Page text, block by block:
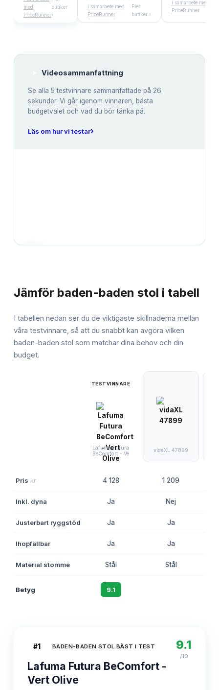
med
PriceRunner
butiker
›
i samarbete med
PriceRunner
Fler
butiker ›
i samarbete med
PriceRunner
Videosammanfattning
Se alla 5 testvinnare sammanfattade på 26
sekunder. Vi går igenom vinnaren, bästa
budgetvalet och vad du bör tänka på.
Läs om hur vi testar›
Jämför baden-baden stol i tabell
I tabellen nedan ser du de viktigaste skillnaderna mellan
våra testvinnare, så att du snabbt kan avgöra vilken
baden-baden stol som matchar dina behov och din
budget.
TESTVINNARE
Lafuma Futura
BeComfort - Ve
vidaXL 47899
Pris kr 4 128 1 209
Inkl. dyna Ja Nej
Justerbart ryggstöd Ja Ja
Ihopfällbar Ja Ja
Material stomme Stål Stål
Betyg 9.1
#1 BADEN-BADEN STOL BÄST I TEST
Lafuma Futura BeComfort -
Vert Olive
9.1
/10